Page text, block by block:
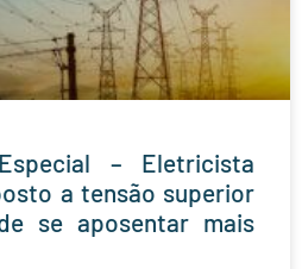
– Eletricista
a tensão superior
se aposentar mais